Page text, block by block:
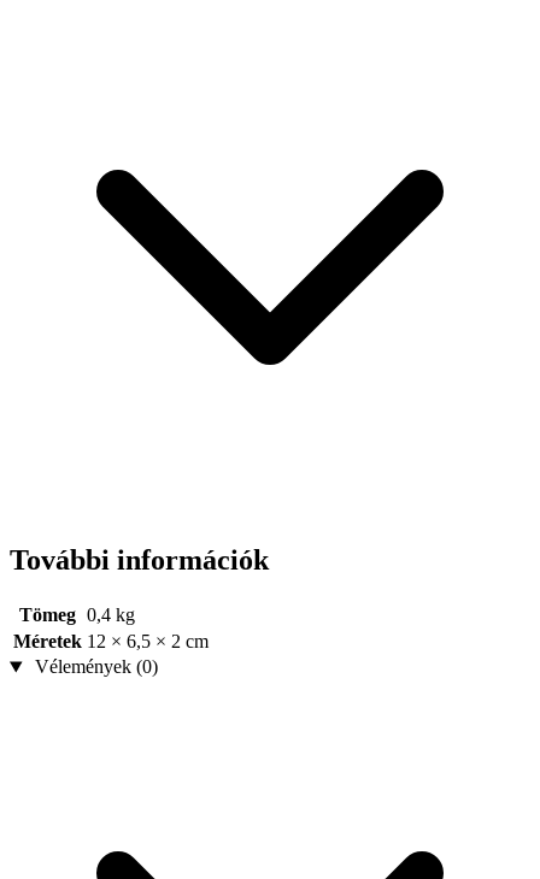
További információk
Tömeg 0,4 kg
Méretek 12 × 6,5 × 2 cm
Vélemények (0)